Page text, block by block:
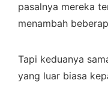
pasalnya mereka
menambah
Tapi keduanya
yang luar biasa